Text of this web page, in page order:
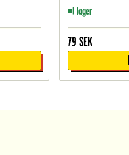
I lager
79 SEK